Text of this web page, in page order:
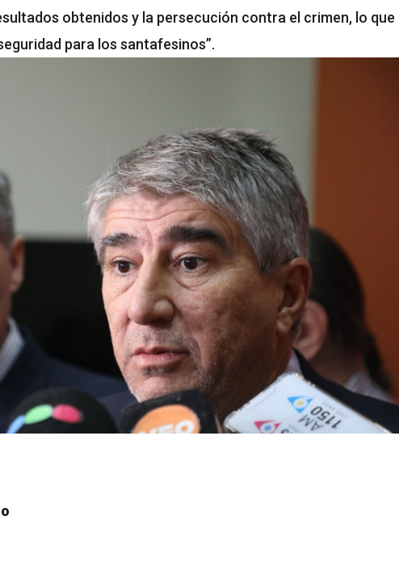
obtenidos y la persecución contra el crimen, lo que
para los santafesinos”.